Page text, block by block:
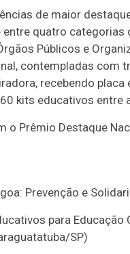
de maior
quatro categorias
Públicos e
contempladas com
recebendo
kits educativos entre
o Prêmio Destaque
Prevenção e
para
SP)